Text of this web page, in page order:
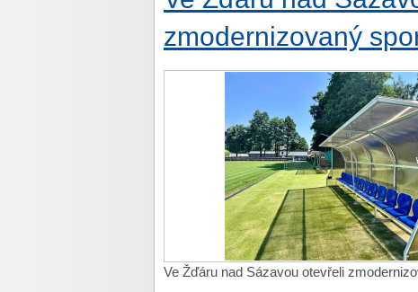
zmodernizovaný
Ve Žďáru nad Sázavou otevřeli